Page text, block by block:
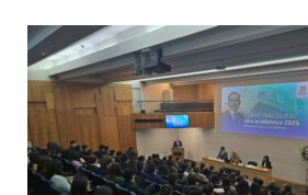
VINCULACIÓN CON EL MEDIO
INTERNACIONAL